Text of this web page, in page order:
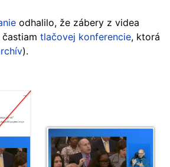
odhalilo, že zábery z videa
tlačovej konferencie, ktorá
).
Image